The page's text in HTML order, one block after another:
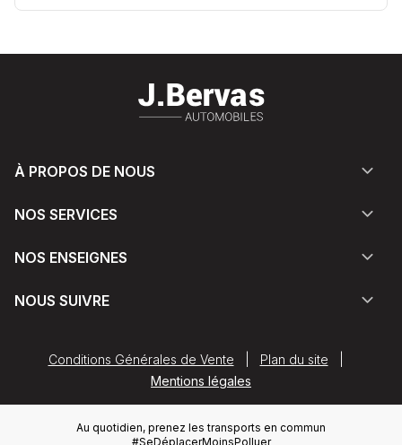
À PROPOS DE NOUS
NOS SERVICES
NOS ENSEIGNES
NOUS SUIVRE
Conditions Générales de Vente Plan du site
Mentions légales
Au quotidien, prenez les transports en commun
#SeDéplacerMoinsPolluer